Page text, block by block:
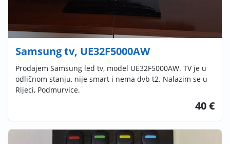
Samsung tv, UE32F5000AW
Prodajem Samsung led tv, model UE32F5000AW. TV je u
odličnom stanju, nije smart i nema dvb t2. Nalazim se u
Rijeci, Podmurvice.
40 €